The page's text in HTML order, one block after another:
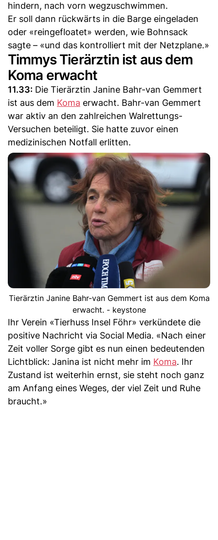
hindern, nach vorn wegzuschwimmen.
Er soll dann rückwärts in die Barge eingeladen
oder «reingefloatet» werden, wie Bohnsack
sagte – «und das kontrolliert mit der Netzplane.»
Timmys Tierärztin ist aus dem
Koma erwacht
11.33: Die Tierärztin Janine Bahr-van Gemmert
ist aus dem Koma erwacht. Bahr-van Gemmert
war aktiv an den zahlreichen Walrettungs-
Versuchen beteiligt. Sie hatte zuvor einen
medizinischen Notfall erlitten.
Tierärztin Janine Bahr-van Gemmert ist aus dem Koma
erwacht. - keystone
Ihr Verein «Tierhuss Insel Föhr» verkündete die
positive Nachricht via Social Media. «Nach einer
Zeit voller Sorge gibt es nun einen bedeutenden
Lichtblick: Janina ist nicht mehr im Koma. Ihr
Zustand ist weiterhin ernst, sie steht noch ganz
am Anfang eines Weges, der viel Zeit und Ruhe
braucht.»